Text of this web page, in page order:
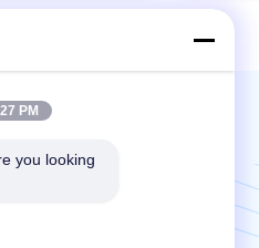
PM
you looking